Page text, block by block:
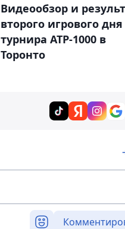
Видеообзор и
второго игрового дня
турнира ATP-1000 в
Торонто